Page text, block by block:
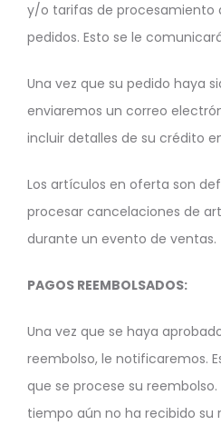
y/o tarifas de procesamiento
pedidos. Esto se le
Una vez que su pedido haya
enviaremos un correo
incluir detalles de su crédito
Los artículos en oferta son
procesar cancelaciones de
durante un evento de ventas.
PAGOS REEMBOLSADOS:
Una vez que se haya
reembolso, le notificaremos.
que se procese su
tiempo aún no ha recibido